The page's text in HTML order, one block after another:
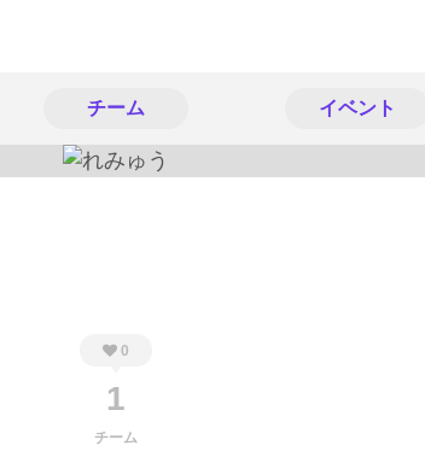
チーム イベント
0
1
チーム